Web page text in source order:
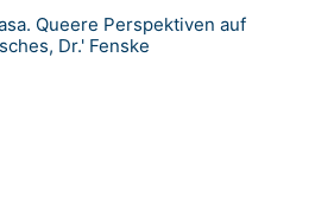
Queere Perspektiven auf
Dr.' Fenske